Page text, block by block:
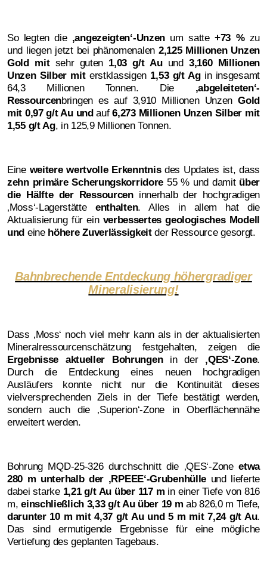
So legten die ‚angezeigten‘-Unzen um satte+73 %zu
und liegen jetzt bei phänomenalen 2,125 Millionen Unzen
Gold mitsehr guten 1,03 g/t Auund 3,160 Millionen
Unzen Silber mit erstklassigen 1,53 g/t Agin insgesamt
64,3 Millionen Tonnen. Die ‚abgeleiteten‘-
Ressourcenbringen es auf 3,910 Millionen UnzenGold
mit 0,97 g/t Au undauf6,273 Millionen Unzen Silber mit
1,55 g/t Ag, in 125,9 Millionen Tonnen.
Eine weitere wertvolle Erkenntnisdes Updates ist, dass
zehn primäre Scherungskorridore 55 % und damit über
die Hälfte der Ressourceninnerhalb der hochgradigen
‚Moss‘-Lagerstätte enthalten. Alles in allem hat die
Aktualisierung für ein verbessertes geologisches Modell
und eine höhere Zuverlässigkeitder Ressource gesorgt.
Bahnbrechende Entdeckung höhergradiger
Mineralisierung!
Dass ‚Moss‘ noch viel mehr kann als in der aktualisierten
Mineralressourcenschätzung festgehalten, zeigen die
Ergebnisse aktueller Bohrungenin der ‚QES‘-Zone.
Durch die Entdeckung eines neuen hochgradigen
Ausläufers konnte nicht nur die Kontinuität dieses
vielversprechenden Ziels in der Tiefe bestätigt werden,
sondern auch die ‚Superion‘-Zone in Oberflächennähe
erweitert werden.
Bohrung MQD-25-326 durchschnitt die ‚QES‘-Zoneetwa
280 m unterhalb der ‚RPEEE‘-Grubenhülle und lieferte
dabei starke 1,21 g/t Au über 117 m in einer Tiefe von 816
m,einschließlich 3,33 g/t Au über 19 m ab 826,0 m Tiefe,
darunter 10 m mit 4,37 g/t Au und 5 m mit 7,24 g/t Au.
Das sind ermutigende Ergebnisse für eine mögliche
Vertiefung des geplanten Tagebaus.